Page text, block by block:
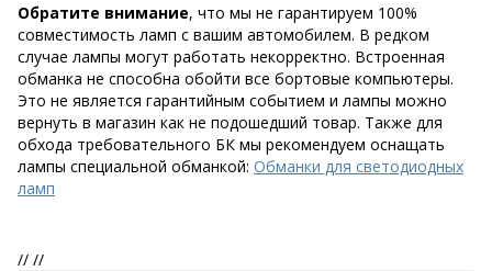
Обратите внимание, что мы не гарантируем 100%
совместимость ламп с вашим автомобилем. В редком
случае лампы могут работать некорректно. Встроенная
обманка не способна обойти все бортовые компьютеры.
Это не является гарантийным событием и лампы можно
вернуть в магазин как не подошедший товар. Также для
обхода требовательного БК мы рекомендуем оснащать
лампы специальной обманкой: Обманки для светодиодных
ламп
// //